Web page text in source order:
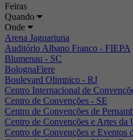
Feiras
Quando
Onde
Arena Jaguariuna
Auditório Albano Franco - FIEPA
Blumenau - SC
BolognaFiere
Boulevard Olimpico - RJ
Centro Internacional de
Centro de Convenções - SE
Centro de Convenções de
Centro de Convenções e Artes da
Centro de Convenções e Eventos